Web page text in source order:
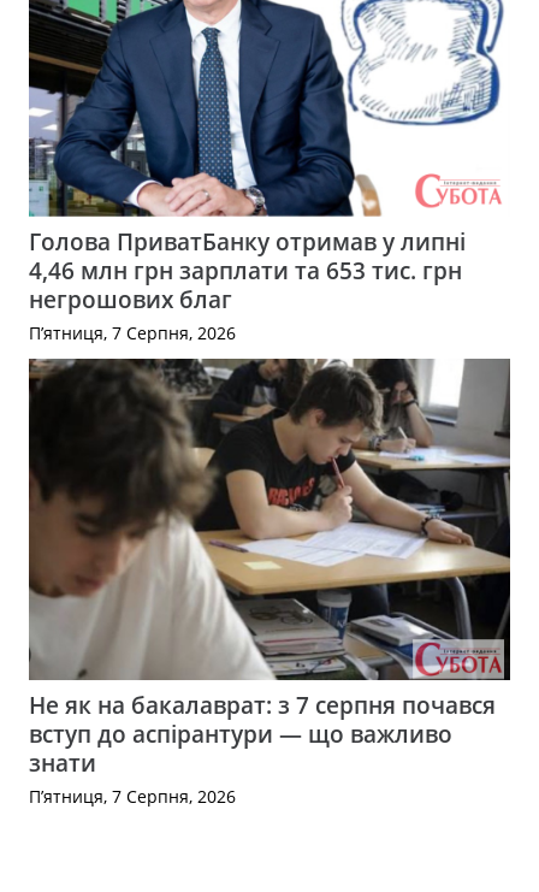
Голова ПриватБанку отримав у липні
4,46 млн грн зарплати та 653 тис. грн
негрошових благ
П’ятниця, 7 Серпня, 2026
Не як на бакалаврат: з 7 серпня почався
вступ до аспірантури — що важливо
знати
П’ятниця, 7 Серпня, 2026